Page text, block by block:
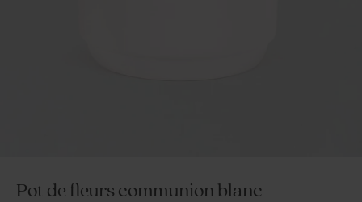
Pot de fleurs communion blanc